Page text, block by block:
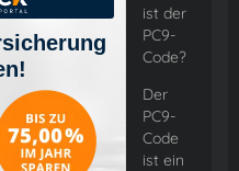
ist der
PC9-
Code?
Der
PC9-
Code
ist ein